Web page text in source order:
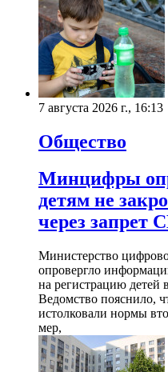
7 августа 2026 г., 16:13
Общество
Минцифры
детям не
через запрет
Министерство
опровергло
на регистрацию детей
Ведомство пояснило,
истолковали нормы
мер,